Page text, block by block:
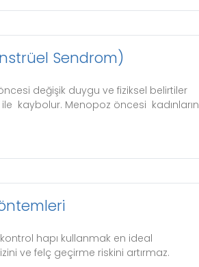
Sendrom)
değişik duygu ve fiziksel belirtiler
kaybolur. Menopoz öncesi kadınların
hapı kullanmak en ideal
ve felç geçirme riskini artırmaz.